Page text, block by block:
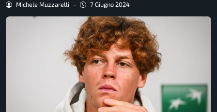
Michele Muzzarelli - 7 Giugno 2024